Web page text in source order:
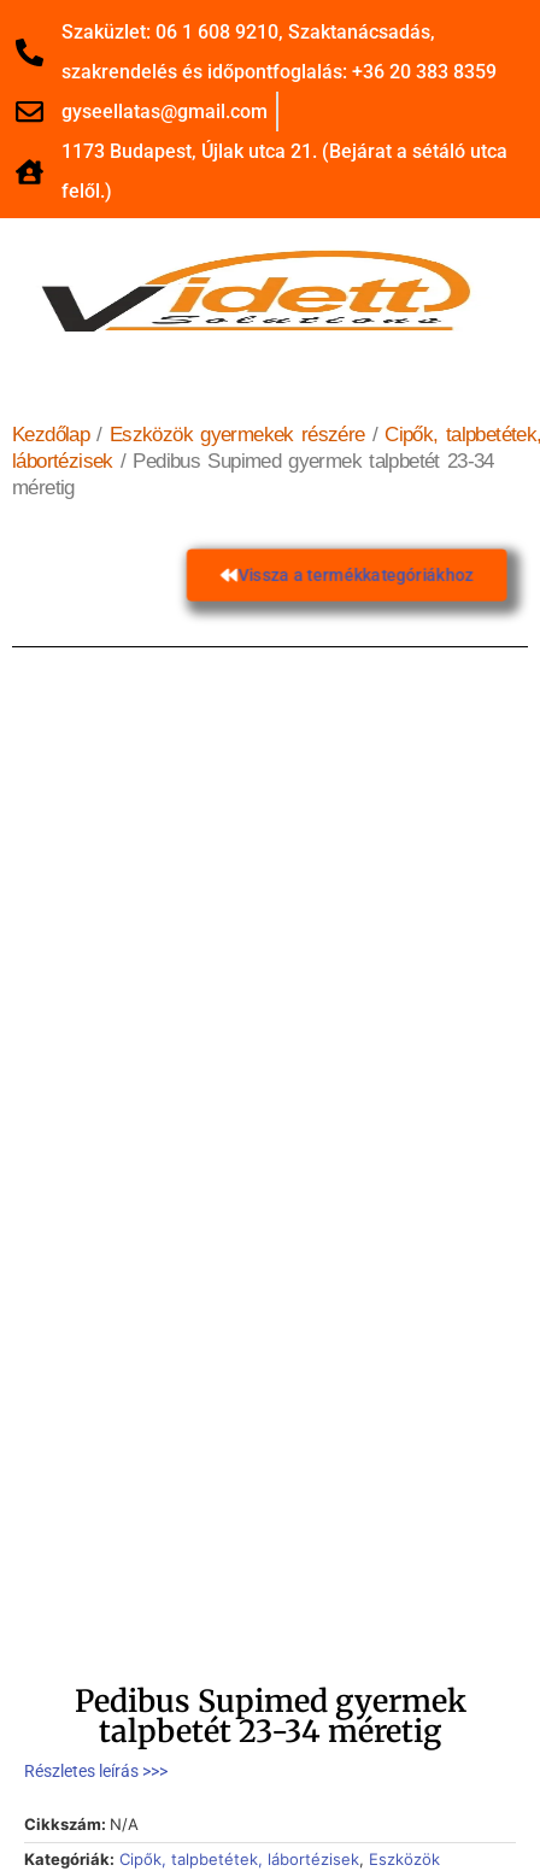
Szaküzlet: 06 1 608 9210, Szaktanácsadás,
szakrendelés és időpontfoglalás: +36 20 383 8359
gyseellatas@gmail.com
1173 Budapest, Újlak utca 21. (Bejárat a sétáló utca
felől.)
Kezdőlap/ Eszközök gyermekek részére/Cipők,
lábortézisek/ Pedibus Supimed gyermek talpbetét 23-34
méretig
Vissza a termékkategóriákhoz
Pedibus Supimed gyermek
talpbetét 23-34 méretig
Részletes leírás >>>
Cikkszám: N/A
Kategóriák: Cipők, talpbetétek, lábortézisek, Eszközök